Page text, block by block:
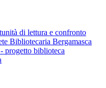
di lettura e confronto
Bibliotecaria Bergamasca
progetto biblioteca